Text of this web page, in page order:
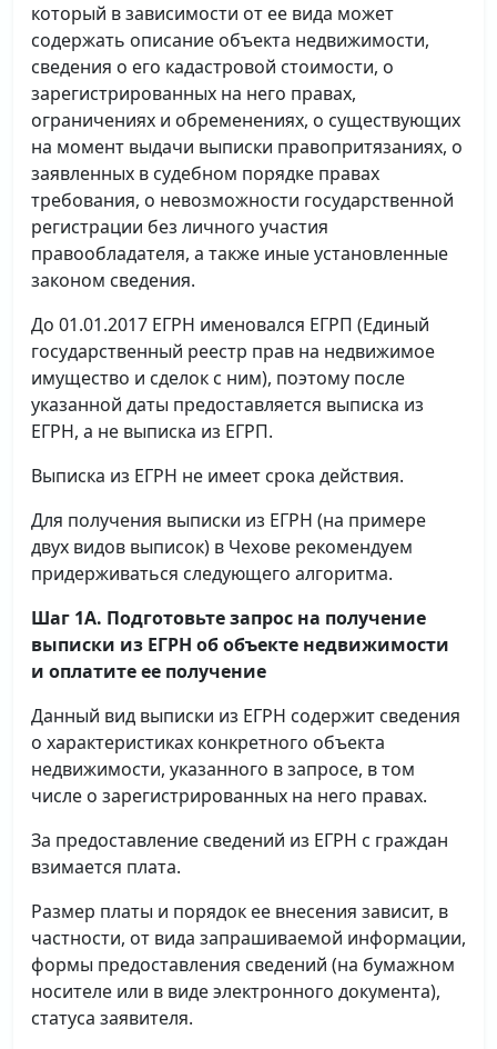
который в зависимости от ее вида может
содержать описание объекта недвижимости,
сведения о его кадастровой стоимости, о
зарегистрированных на него правах,
ограничениях и обременениях, о существующих
на момент выдачи выписки правопритязаниях, о
заявленных в судебном порядке правах
требования, о невозможности государственной
регистрации без личного участия
правообладателя, а также иные установленные
законом сведения.
До 01.01.2017 ЕГРН именовался ЕГРП (Единый
государственный реестр прав на недвижимое
имущество и сделок с ним), поэтому после
указанной даты предоставляется выписка из
ЕГРН, а не выписка из ЕГРП.
Выписка из ЕГРН не имеет срока действия.
Для получения выписки из ЕГРН (на примере
двух видов выписок) в Чехове рекомендуем
придерживаться следующего алгоритма.
Шаг 1А. Подготовьте запрос на получение
выписки из ЕГРН об объекте недвижимости
и оплатите ее получение
Данный вид выписки из ЕГРН содержит сведения
о характеристиках конкретного объекта
недвижимости, указанного в запросе, в том
числе о зарегистрированных на него правах.
За предоставление сведений из ЕГРН с граждан
взимается плата.
Размер платы и порядок ее внесения зависит, в
частности, от вида запрашиваемой информации,
формы предоставления сведений (на бумажном
носителе или в виде электронного документа),
статуса заявителя.